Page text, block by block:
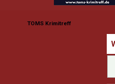
TOMS Krimitreff